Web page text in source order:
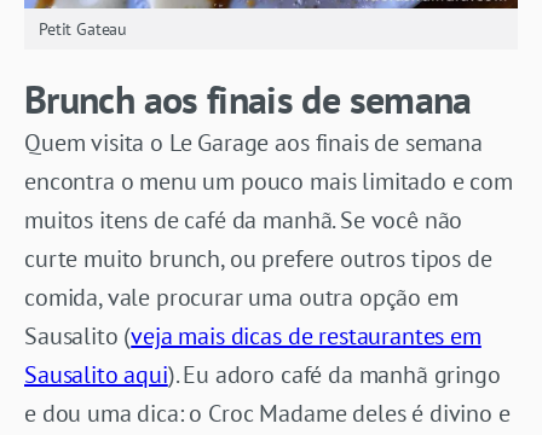
Petit Gateau
Brunch aos finais de semana
Quem visita o Le Garage aos finais de semana
encontra o menu um pouco mais limitado e com
muitos itens de café da manhã. Se você não
curte muito brunch, ou prefere outros tipos de
comida, vale procurar uma outra opção em
Sausalito (veja mais dicas de restaurantes em
Sausalito aqui). Eu adoro café da manhã gringo
e dou uma dica: o Croc Madame deles é divino e